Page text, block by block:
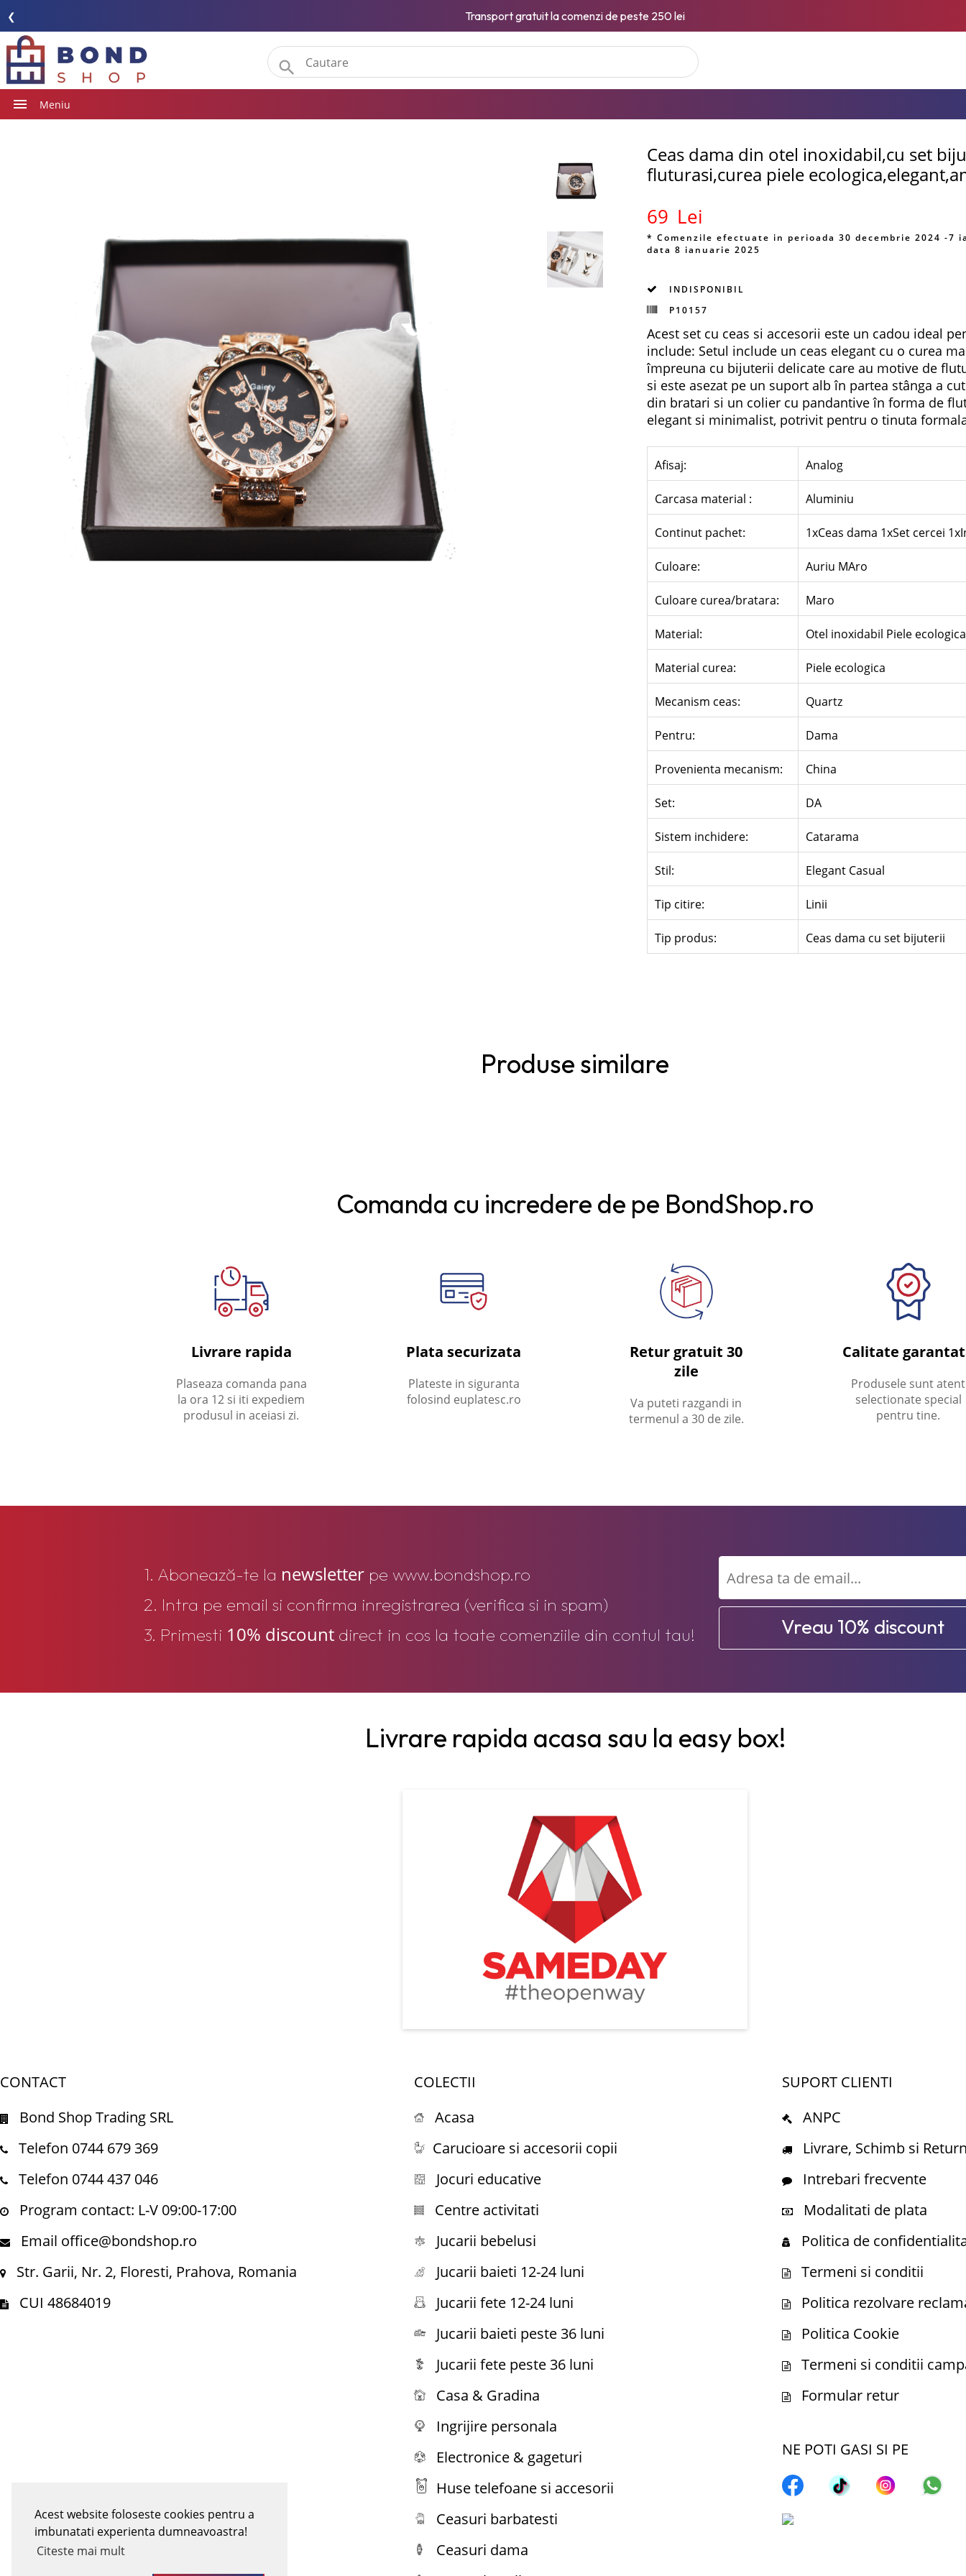
Acest website foloseste cookies pentru a
imbunatati experienta dumneavoastra!
Citeste mai mult
Transport gratuit la comenzi de peste 250 lei
❮
Meniu
Ceas dama din otel inoxidabil,cu set
fluturasi,curea piele
69 Lei
* Comenzile efectuate in perioada 30 decembrie 2024 -7
data 8 ianuarie 2025
INDISPONIBIL
P10157
Acest set cu ceas si accesorii este un cadou ideal
include: Setul include un ceas elegant cu o curea
împreuna cu bijuterii delicate care au motive de
si este asezat pe un suport alb în partea stânga a
din bratari si un colier cu pandantive în forma de
elegant si minimalist, potrivit pentru o tinuta
Afisaj: Analog
Carcasa material : Aluminiu
Continut pachet: 1xCeas dama 1xSet cercei
Culoare: Auriu MAro
Culoare curea/bratara: Maro
Material: Otel inoxidabil Piele ecologica
Material curea: Piele ecologica
Mecanism ceas: Quartz
Pentru: Dama
Provenienta mecanism: China
Set: DA
Sistem inchidere: Catarama
Stil: Elegant Casual
Tip citire: Linii
Tip produs: Ceas dama cu set bijuterii
Produse similare
Comanda cu incredere de pe BondShop.ro
Livrare rapida
Plaseaza comanda pana
la ora 12 si iti expediem
produsul in aceiasi zi.
Plata securizata
Plateste in siguranta
folosind euplatesc.ro
Retur gratuit 30
zile
Va puteti razgandi in
termenul a 30 de zile.
Calitate
Produsele sunt atent
selectionate special
pentru tine.
1. Abonează-te la newsletter pe www.bondshop.ro
2. Intra pe email si confirma inregistrarea (verifica si in spam)
3. Primesti 10% discount direct in cos la toate comenziile din contul tau! Vreau 10% discount
Livrare rapida acasa sau la easy box!
CONTACT
Bond Shop Trading SRL
Telefon 0744 679 369
Telefon 0744 437 046
Program contact: L-V 09:00-17:00
Email office@bondshop.ro
Str. Garii, Nr. 2, Floresti, Prahova, Romania
CUI 48684019
COLECTII
Acasa
Carucioare si accesorii copii
Jocuri educative
Centre activitati
Jucarii bebelusi
Jucarii baieti 12-24 luni
Jucarii fete 12-24 luni
Jucarii baieti peste 36 luni
Jucarii fete peste 36 luni
Casa & Gradina
Ingrijire personala
Electronice & gageturi
Huse telefoane si accesorii
Ceasuri barbatesti
Ceasuri dama
SUPORT CLIENTI
ANPC
Livrare, Schimb si
Intrebari frecvente
Modalitati de plata
Politica de
Termeni si conditii
Politica rezolvare
Politica Cookie
Termeni si conditii
Formular retur
NE POTI GASI SI PE